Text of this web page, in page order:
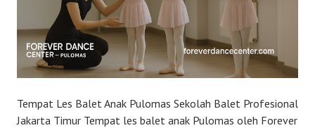
Tempat Les Balet Anak Pulomas Sekolah Balet Profesional
Jakarta Timur Tempat les balet anak Pulomas oleh Forever